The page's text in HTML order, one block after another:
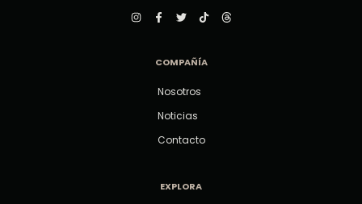
COMPAÑÍA
Nosotros
Noticias
Contacto
EXPLORA